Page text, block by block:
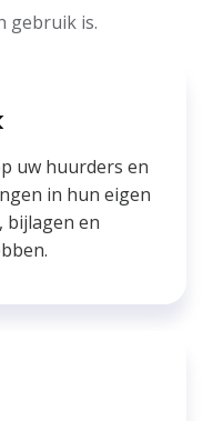
gebruik is.
uw huurders en
in hun eigen
bijlagen en